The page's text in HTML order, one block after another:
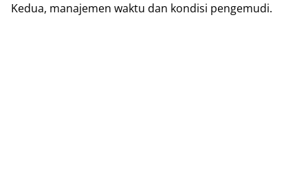
Kedua, manajemen waktu dan kondisi pengemudi.